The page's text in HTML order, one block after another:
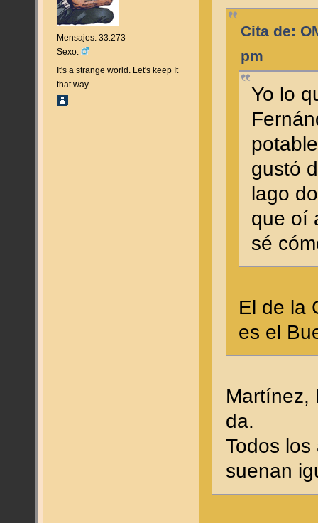
Mensajes: 33.273
Sexo:
It's a strange world. Let's keep It
that way.
Cita de:
pm
Yo lo
gustó
lago
que oí
sé
El de la
es el
Martínez,
da.
Todos
suenan